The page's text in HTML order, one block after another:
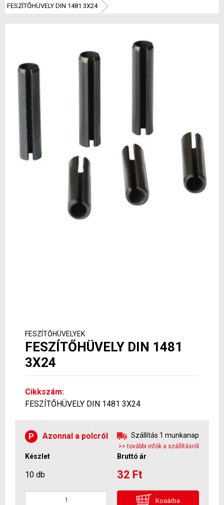
FESZÍTŐHÜVELY DIN 1481 3X24
FESZÍTŐHÜVELYEK
FESZÍTŐHÜVELY DIN 1481
3X24
Cikkszám:
FESZÍTŐHÜVELY DIN 1481 3X24
P Azonnal a polcról Szállítás 1 munkanap
>> további infók a szállításról
Készlet Bruttó ár
10 db 32 Ft
Kosárba